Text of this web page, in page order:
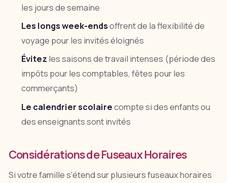
les jours de semaine
Les longs week-endsoffrent de la flexibilité de
voyage pour les invités éloignés
Évitez les saisons de travail intenses (période des
impôts pour les comptables, fêtes pour les
commerçants)
Le calendrier scolairecompte si des enfants ou
des enseignants sont invités
Considérations de Fuseaux Horaires
Si votre famille s'étend sur plusieurs fuseaux horaires